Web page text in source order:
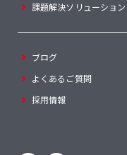
課題解決ソリューション
ブログ
よくあるご質問
採用情報